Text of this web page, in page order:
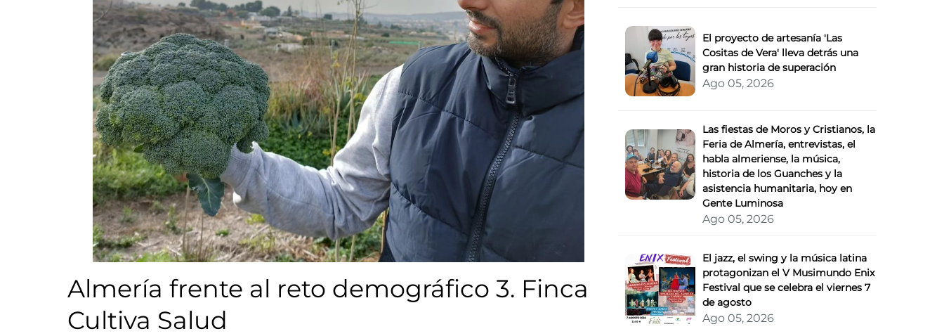
Almería frente al reto demográfico 3. Finca
Cultiva Salud
El proyecto de artesanía 'Las
Cositas de Vera' lleva detrás una
gran historia de superación
Ago 05, 2026
Las fiestas de Moros y Cristianos, la
Feria de Almería, entrevistas, el
habla almeriense, la música,
historia de los Guanches y la
asistencia humanitaria, hoy en
Gente Luminosa
Ago 05, 2026
El jazz, el swing y la música latina
protagonizan el V Musimundo Enix
Festival que se celebra el viernes 7
de agosto
Ago 05, 2026